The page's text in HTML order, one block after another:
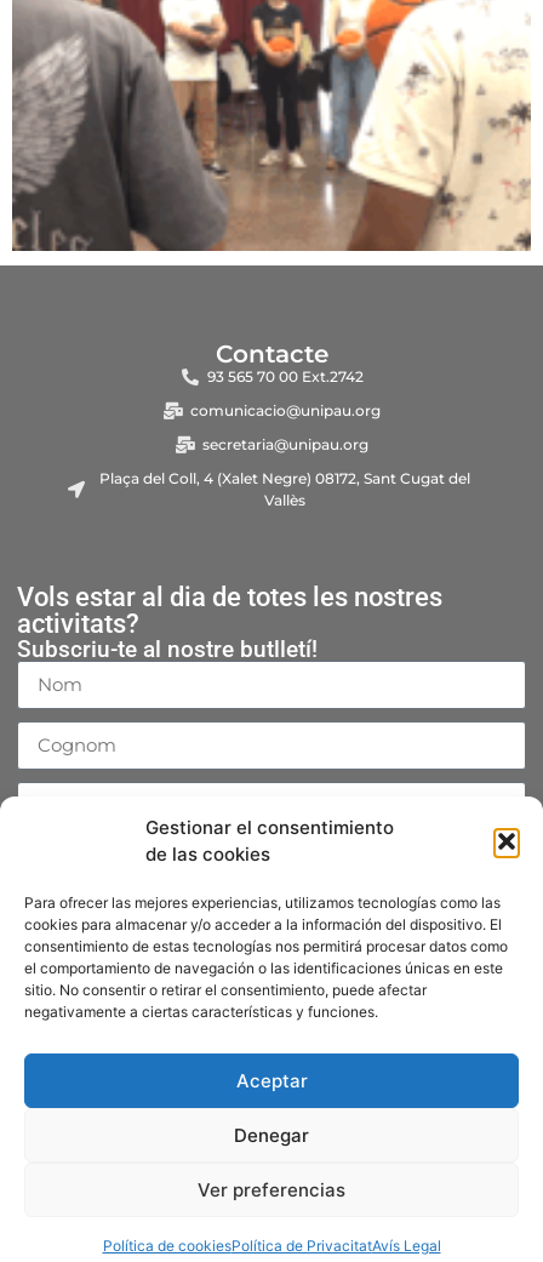
Gestionar el consentimiento
de las cookies
Para ofrecer las mejores experiencias, utilizamos tecnologías como las
cookies para almacenar y/o acceder a la información del dispositivo. El
consentimiento de estas tecnologías nos permitirá procesar datos como
el comportamiento de navegación o las identificaciones únicas en este
sitio. No consentir o retirar el consentimiento, puede afectar
negativamente a ciertas características y funciones.
Aceptar
Denegar
Ver preferencias
Política de cookiesPolítica de PrivacitatAvís Legal
Contacte
93 565 70 00 Ext.2742
comunicacio@unipau.org
secretaria@unipau.org
Plaça del Coll, 4 (Xalet Negre) 08172, Sant Cugat del
Vallès
Vols estar al dia de totes les nostres
activitats?
Subscriu-te al nostre butlletí!
Política de Privacitat
Enviar
Segueix-nos
Instagram
YouTube
Facebook
Política de privacitatAvís legalPolítica de cookies